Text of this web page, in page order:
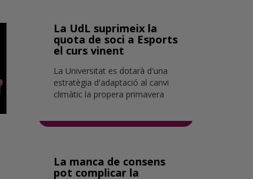
La UdL suprimeix la
quota de soci a Esports
el curs vinent
La Universitat es dotarà d'una
estratègia d'adaptació al canvi
climàtic la propera primavera
La manca de consens
pot complicar la